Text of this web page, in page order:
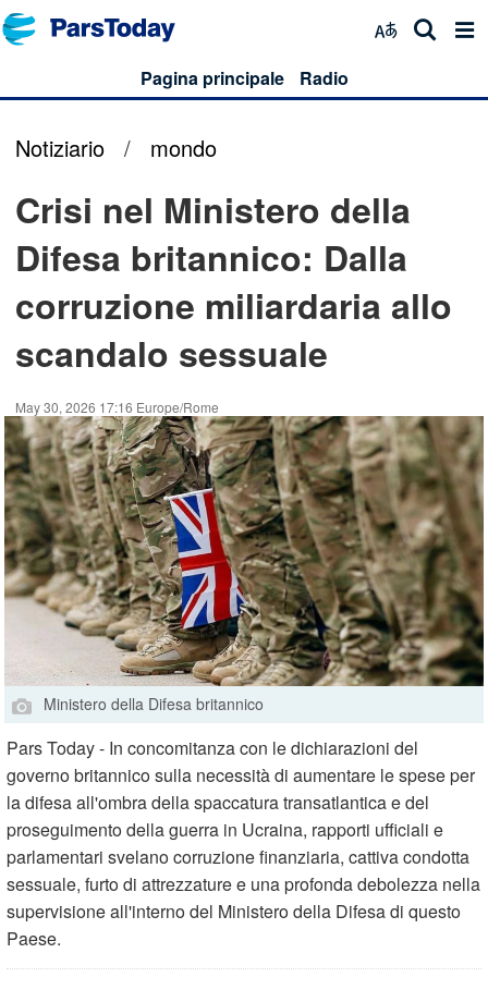
Pagina principale Radio
Notiziario / mondo
Crisi nel Ministero della
Difesa britannico: Dalla
corruzione miliardaria allo
scandalo sessuale
May 30, 2026 17:16 Europe/Rome
Ministero della Difesa britannico
Pars Today - In concomitanza con le dichiarazioni del
governo britannico sulla necessità di aumentare le spese per
la difesa all'ombra della spaccatura transatlantica e del
proseguimento della guerra in Ucraina, rapporti ufficiali e
parlamentari svelano corruzione finanziaria, cattiva condotta
sessuale, furto di attrezzature e una profonda debolezza nella
supervisione all'interno del Ministero della Difesa di questo
Paese.